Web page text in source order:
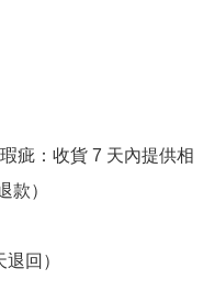
疵：收貨 7 天內提供相
款）
回）